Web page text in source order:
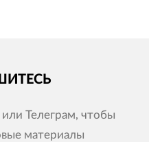
Телеграм, чтобы
материалы